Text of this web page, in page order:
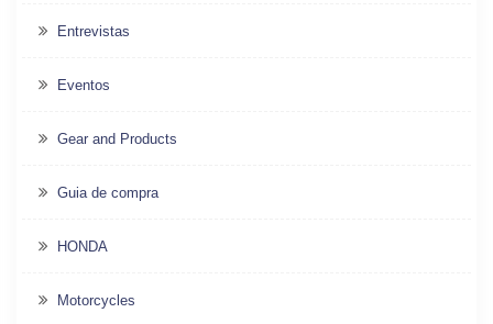
Entrevistas
Eventos
Gear and Products
Guia de compra
HONDA
Motorcycles